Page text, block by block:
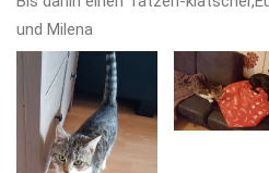
und Milena